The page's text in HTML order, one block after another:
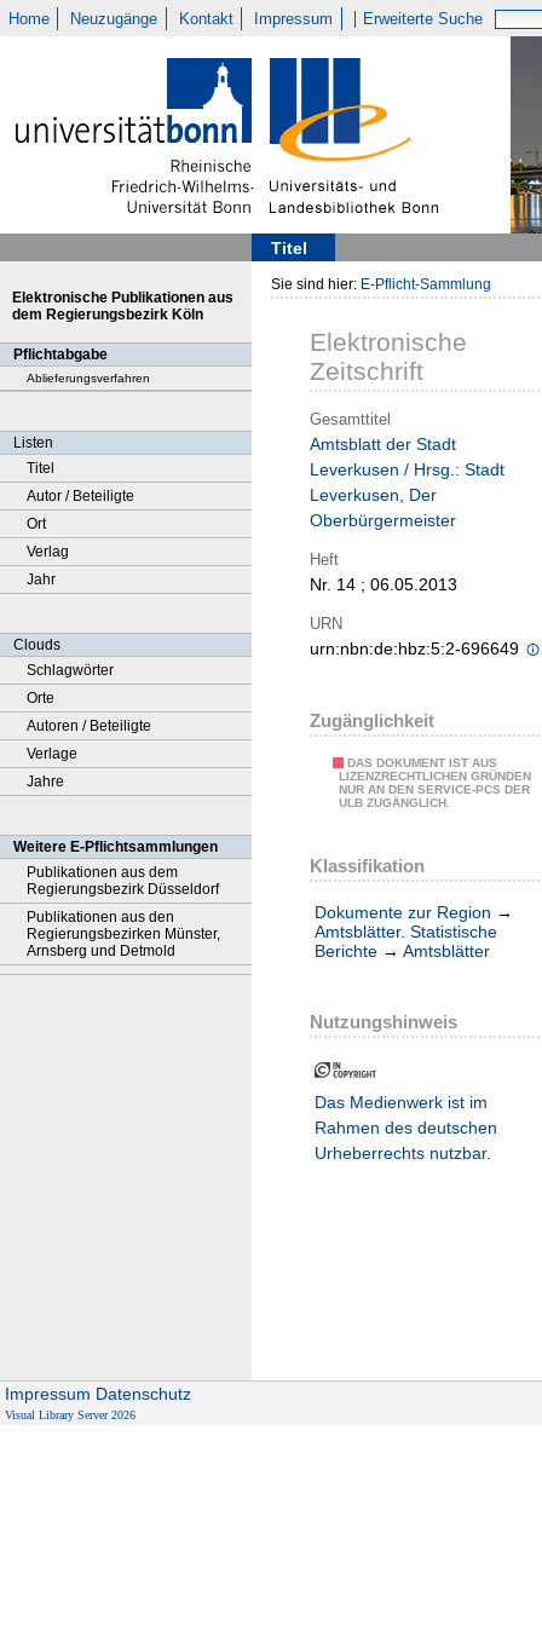
Home Neuzugänge Kontakt Impressum Erweiterte Suche
Titel
Elektronische Publikationen aus
dem Regierungsbezirk Köln
Pflichtabgabe
Ablieferungsverfahren
Listen
Titel
Autor / Beteiligte
Ort
Verlag
Jahr
Clouds
Schlagwörter
Orte
Autoren / Beteiligte
Verlage
Jahre
Weitere E-Pflichtsammlungen
Publikationen aus dem
Regierungsbezirk Düsseldorf
Publikationen aus den
Regierungsbezirken Münster,
Arnsberg und Detmold
Sie sind hier: E-Pflicht-Sammlung
Elektronische
Zeitschrift
Gesamttitel
Amtsblatt der Stadt
Leverkusen / Hrsg.: Stadt
Leverkusen, Der
Oberbürgermeister
Heft
Nr. 14 ; 06.05.2013
URN
urn:nbn:de:hbz:5:2-696649
Zugänglichkeit
DAS DOKUMENT IST AUS
LIZENZRECHTLICHEN GRÜNDEN
NUR AN DEN SERVICE-PCS DER
ULB ZUGÄNGLICH.
Klassifikation
Dokumente zur Region →
Amtsblätter. Statistische
Berichte → Amtsblätter
Nutzungshinweis
Das Medienwerk ist im
Rahmen des deutschen
Urheberrechts nutzbar.
Impressum Datenschutz
Visual Library Server 2026